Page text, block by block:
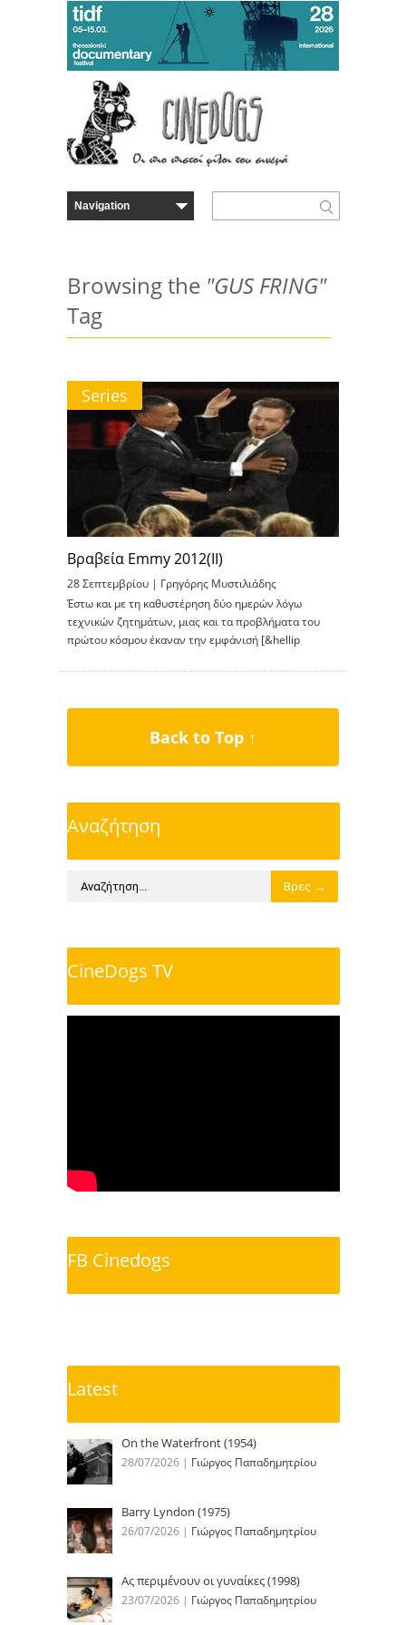
Browsing the "GUS FRING"
Tag
Series
Βραβεία Emmy 2012(ΙΙ)
28 Σεπτεμβρίου | Γρηγόρης Μυστιλιάδης
Έστω και με τη καθυστέρηση δύο ημερών λόγω
τεχνικών ζητημάτων, μιας και τα προβλήματα του
πρώτου κόσμου έκαναν την εμφάνισή [&hellip
Back to Top ↑
Αναζήτηση
CineDogs TV
FB Cinedogs
Latest
On the Waterfront (1954)
28/07/2026 | Γιώργος Παπαδημητρίου
Barry Lyndon (1975)
26/07/2026 | Γιώργος Παπαδημητρίου
Ας περιμένουν οι γυναίκες (1998)
23/07/2026 | Γιώργος Παπαδημητρίου